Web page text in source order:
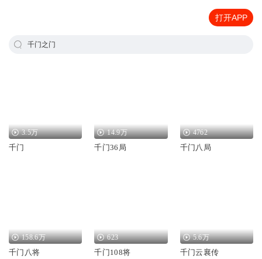
打开APP
千门之门
3.5万
千门
14.9万
千门36局
4762
千门八局
158.6万
千门八将
623
千门108将
5.6万
千门云襄传